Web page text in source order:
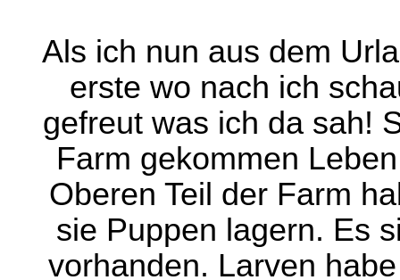
Als ich nun aus dem
erste wo nach ich
gefreut was ich da sah!
Farm gekommen
Oberen Teil der Farm
sie Puppen lagern. Es
vorhanden. Larven